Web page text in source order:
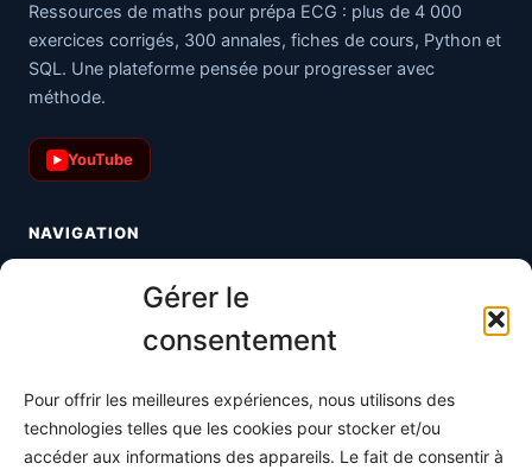
Gérer le
consentement
Pour offrir les meilleures expériences, nous utilisons des
technologies telles que les cookies pour stocker et/ou
accéder aux informations des appareils. Le fait de consentir à
Ressources de maths pour prépa ECG : plus de 4 000
exercices corrigés, 300 annales, fiches de cours, Python et
SQL. Une plateforme pensée pour progresser avec
méthode.
▶ YouTube
NAVIGATION
Toutes les maths
S'abonner
À propos